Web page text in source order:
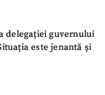
delegației guvernului
este jenantă și